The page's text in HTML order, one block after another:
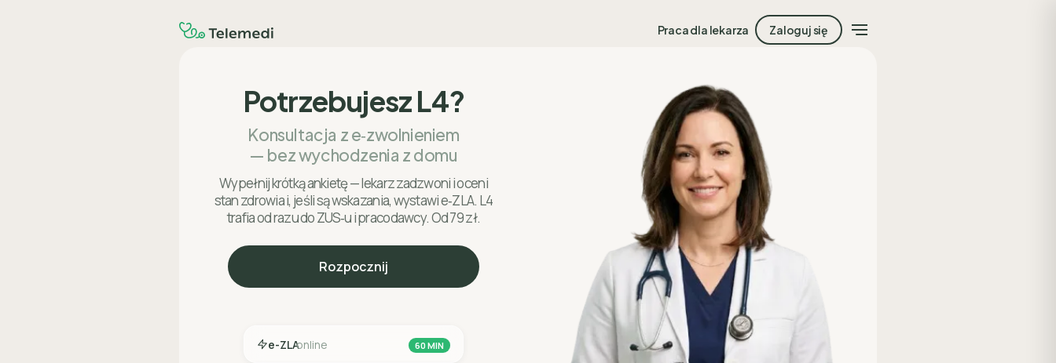
Praca dla lekarza Zaloguj się
Potrzebujesz L4?
Konsultacja z e‑zwolnieniem
— bez wychodzenia z domu
Wypełnij krótką ankietę — lekarz zadzwoni i oceni
stan zdrowia i, jeśli są wskazania, wystawi e‑ZLA. L4
trafia od razu do ZUS‑u i pracodawcy. Od 79 zł.
Rozpocznij
e-ZLAonline 60 MIN